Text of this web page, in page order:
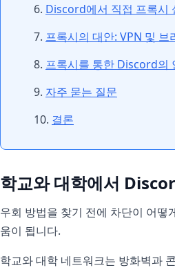
Discord에서 직접 프록시
프록시의 대안: VPN 및 브
프록시를 통한 Discord의
자주 묻는 질문
결론
학교와 대학에서
우회 방법을 찾기 전에 차단이 어떻
움이 됩니다.
학교와 대학 네트워크는 방화벽과